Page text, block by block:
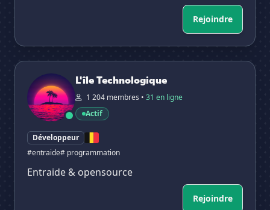
Rejoindre
L'île Technologique
L'île Technologique
1 204 membres • 31 en ligne
Actif
Développeur
#entraide# programmation
Entraide & opensource
Rejoindre